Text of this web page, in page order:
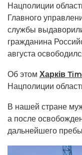
Нацполиции
Главного
службы
гражданина
августа
Об этом Харків
Нацполиции
В нашей стране
а после
дальнейшего